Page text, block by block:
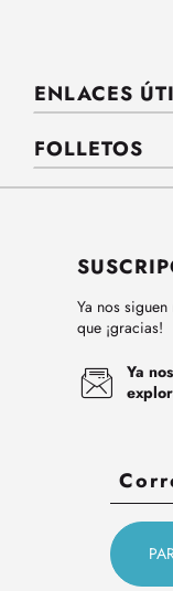
ENLACES
FOLLETOS
Ya nos
que ¡gracias!
Ya